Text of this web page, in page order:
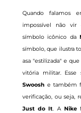
Quando falamos
impossível não vir
símbolo icônico da
símbolo, que ilustra
asa "estilizada" e
vitória militar.
Swoosh e também
verificação, ou seja,
Just do It. A Nike